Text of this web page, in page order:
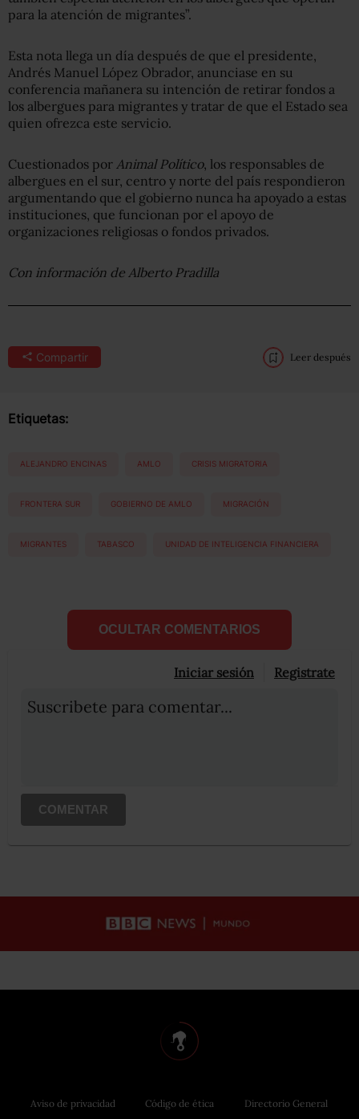
para la atención de migrantes”.
Esta nota llega un día después de que el presidente,
Andrés Manuel López Obrador, anunciase en su
conferencia mañanera su intención de retirar fondos a
los albergues para migrantes y tratar de que el Estado sea
quien ofrezca este servicio.
Cuestionados por Animal Político, los responsables de
albergues en el sur, centro y norte del país respondieron
argumentando que el gobierno nunca ha apoyado a estas
instituciones, que funcionan por el apoyo de
organizaciones religiosas o fondos privados.
Con información de Alberto Pradilla
Compartir Leer después
Etiquetas:
ALEJANDRO ENCINAS AMLO CRISIS MIGRATORIA
FRONTERA SUR GOBIERNO DE AMLO MIGRACIÓN
MIGRANTES TABASCO UNIDAD DE INTELIGENCIA FINANCIERA
OCULTAR COMENTARIOS
Iniciar sesión Registrate
Suscribete para comentar...
COMENTAR
Aviso de privacidad Código de ética Directorio General